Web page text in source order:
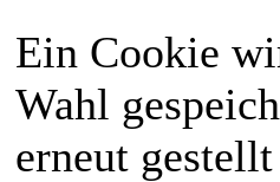
Ein Cookie
Wahl
erneut